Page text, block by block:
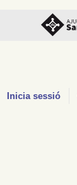
Inicia sessió